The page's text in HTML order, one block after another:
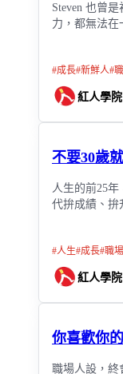
Steven 也曾
力，都無法在
#成長#新鮮人#
紅人學院
不要30歲
人生的前25
代拚成績、拚
#人生#成長#職場
紅人學院
你喜歡你
職場人設，終